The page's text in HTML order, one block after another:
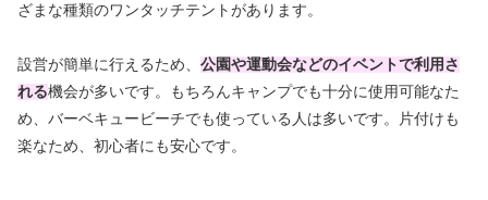
ざまな種類のワンタッチテントがあります。
設営が簡単に行えるため、 公園や運動会などのイベントで利用さ
れる機会が多いです。もちろんキャンプでも十分に使用可能なた
め、バーベキュービーチでも使っている人は多いです。片付けも
楽なため、初心者にも安心です。